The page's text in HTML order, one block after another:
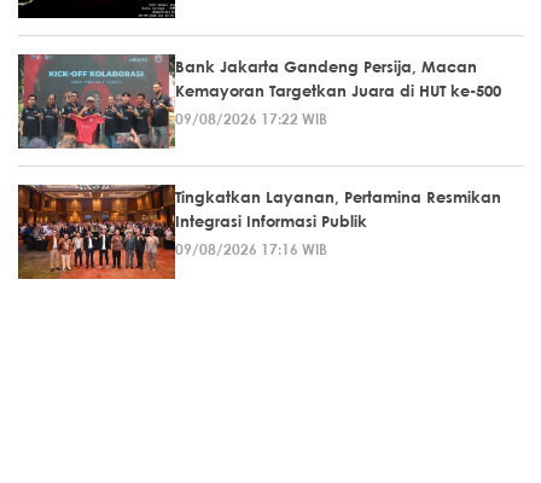
Bank Jakarta Gandeng Persija, Macan
Kemayoran Targetkan Juara di HUT ke-500
09/08/2026 17:22 WIB
Tingkatkan Layanan, Pertamina Resmikan
Integrasi Informasi Publik
09/08/2026 17:16 WIB